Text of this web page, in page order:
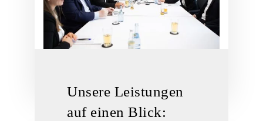
Unsere Leistungen
auf einen Blick: